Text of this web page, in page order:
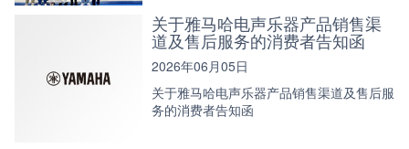
关于雅马哈电声乐器产品销售渠
道及售后服务的消费者告知函
2026年06月05日
关于雅马哈电声乐器产品销售渠道及售后服
务的消费者告知函